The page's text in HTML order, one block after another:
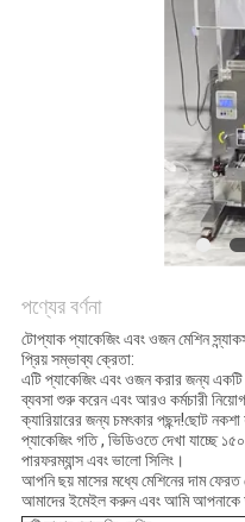
গোপনীয়তা
নীতি
পণ্যের বর্ণনা
টোপ্যাক প্যাকেজিং এবং ওজন মেশিন
প্রিয় সম্ভাব্য ক্রেতা:
এটি প্যাকেজিং এবং ওজন করার জন্য
ব্যবসা শুরু করেন এবং আরও কর্মচারী
ক্যারিয়ারের জন্য চমৎকার পছন্দ!ছোট
প্যাকেজিং গতি , ভিডিওতে দেখা যাচ্ছে
পারফরম্যান্স এবং ভালো সিলিং।
আপনি ছয় মাসের মধ্যে মেশিনের দাম
আমাদের ইমেইল করুন এবং আমি আপনাকে